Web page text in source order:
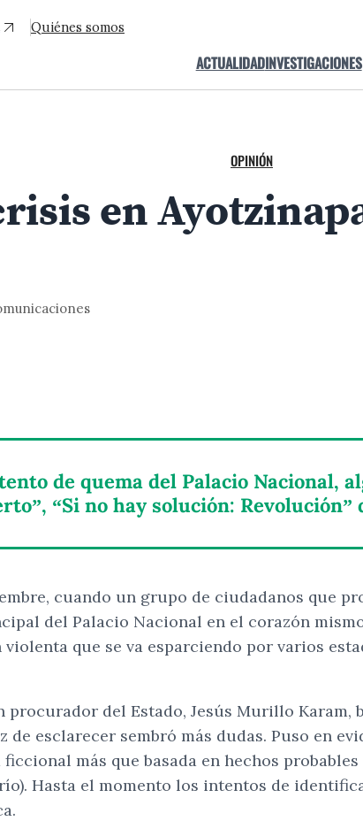
Quiénes somos
ACTUALIDADINVESTIGACIONES
OPINIÓN
en
de quema del Palacio Nacional,
“Si no hay solución:
cuando un grupo de ciudadanos que
del Palacio Nacional en el corazón
que se va esparciendo por varios
del Estado, Jesús Murillo
esclarecer sembró más dudas. Puso en
más que basada en hechos
Hasta el momento los intentos de